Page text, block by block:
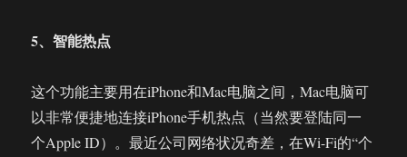
5、智能热点
这个功能主要用在iPhone和Mac电脑之间，Mac电脑可
以非常便捷地连接iPhone手机热点（当然要登陆同一
个Apple ID）。最近公司网络状况奇差，在Wi-Fi的“个